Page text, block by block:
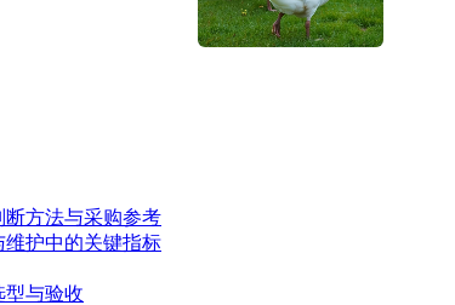
方法与采购参考
护中的关键指标
型与验收